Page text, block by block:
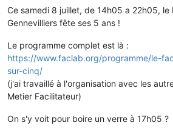
Ce samedi 8 juillet, de 14h05 a 22h05, le
Gennevilliers fête ses 5 ans !
Le programme complet est là :
https://www.faclab.org/programme/le-
sur-cinq/
(j'ai travaillé à l'organisation avec les
Metier Facilitateur)
On s'y voit pour boire un verre à 17h05 ?